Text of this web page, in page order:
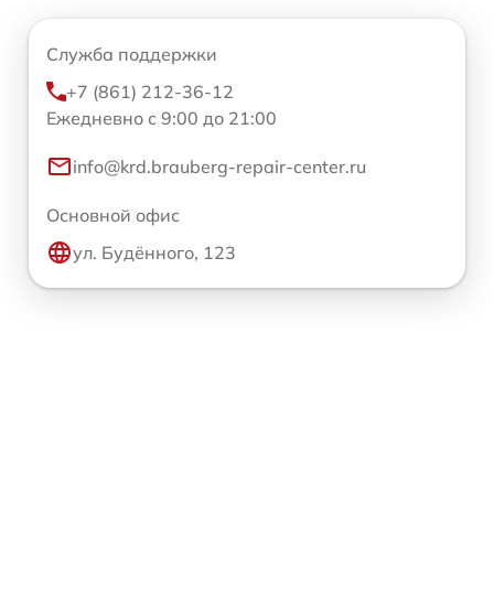
Служба поддержки
+7 (861) 212-36-12
Ежедневно с 9:00 до 21:00
info@krd.brauberg-repair-center.ru
Основной офис
ул. Будённого, 123